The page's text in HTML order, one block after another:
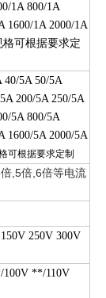
1A 800/1A
1600/1A 2000/1A
格可根据要求定
40/5A 50/5A
200/5A 250/5A
5A 800/5A
1600/5A 2000/5A
可根据要求定制
倍,5倍,6倍等电流
250V 300V
**/110V